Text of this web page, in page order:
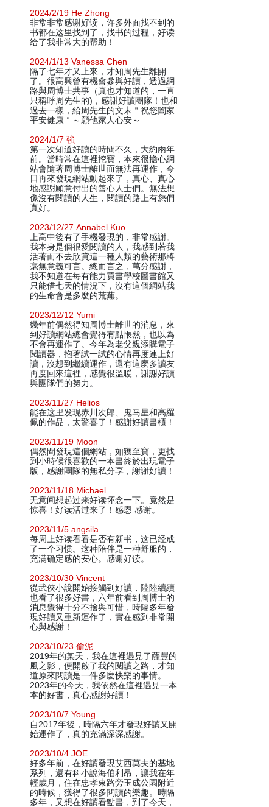
2024/2/19 He Zhong
非常非常感谢好读，许多外面找不到的
书都在这里找到了，找书的过程，好读
给了我非常大的帮助！
2024/1/13 Vanessa Chen
隔了七年才又上來，才知周先生離開
了。很高興曾有機會參與好讀，透過網
路與周博士共事（真也才知道的，一直
只稱呼周先生的)，感謝好讀團隊！也和
過去一樣，給周先生的文末＂祝您闔家
平安健康＂～願他家人心安～
2024/1/7 強
第一次知道好讀的時間不久，大約兩年
前。當時常在這裡挖寶，本來很擔心網
站會隨著周博士離世而無法再運作，今
日再來發現網站動起來了，真心、真心
地感謝願意付出的善心人士們。無法想
像沒有閱讀的人生，閱讀的路上有您們
真好。
2023/12/27 Annabel Kuo
上高中後有了手機發現的，非常感謝。
我本身是個很愛閱讀的人，我感到若我
活著而不去欣賞這一種人類的藝術那將
毫無意義可言。總而言之，萬分感謝，
我不知道在每有能力買書學校圖書館又
只能借七天的情況下，沒有這個網站我
的生命會是多麼的荒蕪。
2023/12/12 Yumi
幾年前偶然得知周博士離世的消息，來
到好讀網站總會覺得有點悵然，也以為
不會再運作了。今年為老父親添購電子
閱讀器，抱著試一試的心情再度連上好
讀，沒想到繼續運作，還有這麼多讀友
再度回來這裡，感覺很溫暖，謝謝好讀
與團隊們的努力。
2023/11/27 Helios
能在这里发现赤川次郎、鬼马星和高羅
佩的作品，太驚喜了！感謝好讀書櫃！
2023/11/19 Moon
偶然間發現這個網站，如獲至寶，更找
到小時候很喜歡的一本書終於出現電子
版，感謝團隊的無私分享，謝謝好讀！
2023/11/18 Michael
无意间想起过来好读怀念一下。竟然是
惊喜！好读活过来了！感恩 感谢。
2023/11/5 angsila
每周上好读看看是否有新书，这已经成
了一个习惯。这种陪伴是一种舒服的，
充满确定感的安心。感谢好读。
2023/10/30 Vincent
從武俠小說開始接觸到好讀，陸陸續續
也看了很多好書，六年前看到周博士的
消息覺得十分不捨與可惜，時隔多年發
現好讀又重新運作了，實在感到非常開
心與感謝！
2023/10/23 偷泥
2019年的某天，我在這裡遇見了薩豐的
風之影，便開啟了我的閱讀之路，才知
道原來閱讀是一件多麼快樂的事情。
2023年的今天，我依然在這裡遇見一本
本的好書，真心感謝好讀！
2023/10/7 Young
自2017年後，時隔六年才發現好讀又開
始運作了，真的充滿深深感謝。
2023/10/4 JOE
好多年前，在好讀發現艾西莫夫的基地
系列，還有科小說海伯利昂，讓我在年
輕歲月，住在忠孝東路旁玉成公園附近
的時候，獲得了很多閱讀的樂趣。時隔
多年，又想在好讀看點書，到了今天，